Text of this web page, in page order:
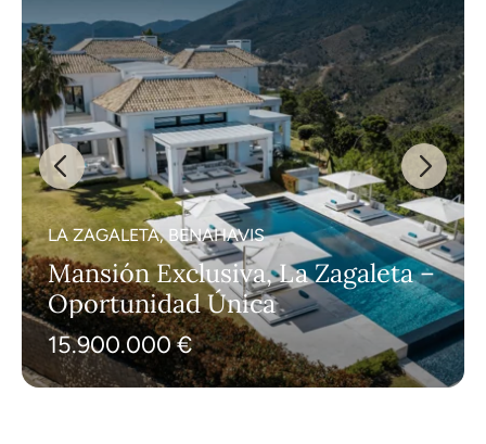
LA ZAGALETA, BENAHAVIS
Mansión Exclusiva, La Zagaleta –
Oportunidad Única
15.900.000 €